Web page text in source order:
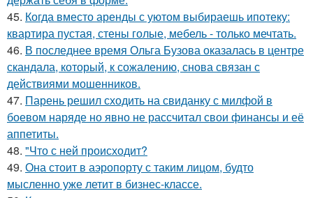
45. Когда вместо аренды с уютом выбираешь ипотеку:
квартира пустая, стены голые, мебель - только мечтать.
46. В последнее время Ольга Бузова оказалась в центре
скандала, который, к сожалению, снова связан с
действиями мошенников.
47. Парень решил сходить на свиданку с милфой в
боевом наряде но явно не рассчитал свои финансы и её
аппетиты.
48. "Что с ней происходит?
49. Она стоит в аэропорту с таким лицом, будто
мысленно уже летит в бизнес-классе.